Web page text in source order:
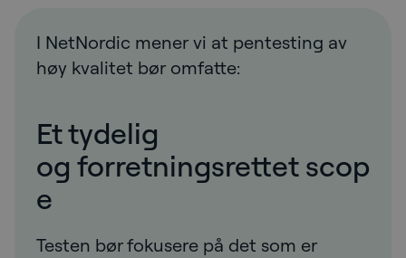
I NetNordic mener vi at pentesting av
høy kvalitet bør omfatte:
Et tydelig
og forretningsrettet scop
e
Testen bør fokusere på det som er